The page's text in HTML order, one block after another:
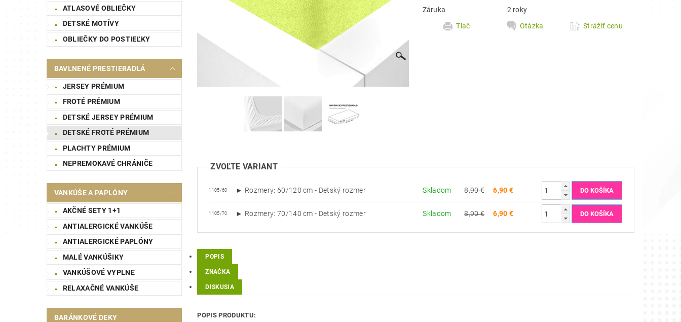
ATLASOVÉ OBLIEČKY
DETSKÉ MOTÍVY
OBLIEČKY DO POSTIEĽKY
BAVLNENÉ PRESTIERADLÁ
JERSEY PRÉMIUM
FROTÉ PRÉMIUM
DETSKÉ JERSEY PRÉMIUM
DETSKÉ FROTÉ PRÉMIUM
PLACHTY PRÉMIUM
NEPREMOKAVÉ CHRÁNIČE
VANKÚŠE A PAPLÓNY
AKČNÉ SETY 1+1
ANTIALERGICKÉ VANKÚŠE
ANTIALERGICKÉ PAPLÓNY
MALÉ VANKÚŠIKY
VANKÚŠOVÉ VYPLNE
RELAXAČNÉ VANKÚŠE
BARÁNKOVÉ DEKY
Záruka
2 roky
Tlač
Otázka Strážiť cenu
ZVOĽTE VARIANT
1105/60 ► Rozmery: 60/120 cm - Detský rozmer Skladom 8,90 € 6,90 €
1105/70 ► Rozmery: 70/140 cm - Detský rozmer Skladom 8,90 € 6,90 €
POPIS
ZNAČKA
DISKUSIA
POPIS PRODUKTU: